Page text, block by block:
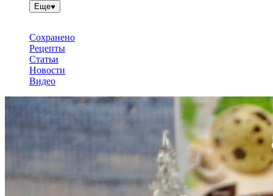
Еще
Сохранено
Рецепты
Статьи
Новости
Видео